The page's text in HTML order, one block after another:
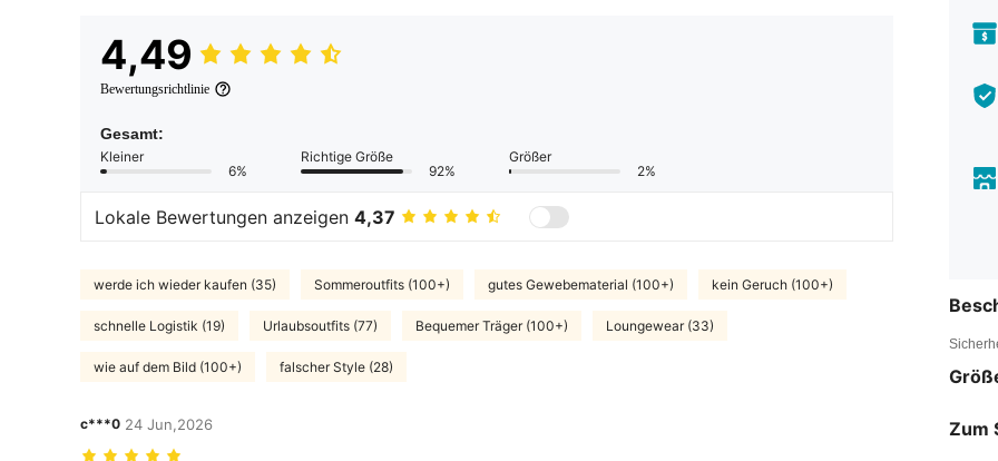
4,49
Bewertungsrichtlinie
Gesamt:
Kleiner
6%
Richtige Größe
92%
Größer
2%
Lokale Bewertungen anzeigen 4,37
werde ich wieder kaufen (35) Sommeroutfits (100+) gutes Gewebematerial (100+) kein Geruch (100+)
schnelle Logistik (19) Urlaubsoutfits (77) Bequemer Träger (100+) Loungewear (33)
wie auf dem Bild (100+) falscher Style (28)
c***0 24 Jun,2026 Zum